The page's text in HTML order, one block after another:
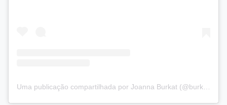
Uma publicação compartilhada por Joanna Burkat (@burkat.joanna)